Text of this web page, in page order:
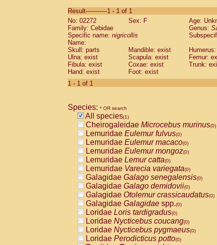
CebidaeSaguinus labiatus(0)
Cebidae Saguinus leucopus (0)
Cebidae
CebidaeSaguinus mystax
Cebidae Saguinus nigricollis (1)
Cebidae Saguinus oedipus
Cebidae Saguinus weddelli
Cebidae Saguinusspp.
Cebidae
CebidaeCebus capucinus
CebidaeCebus nigrivittatus
CebidaeCebus spp.(0)
CebidaeSaimiri boliviensis(0)
CebidaeSaimiri sciureus(0)
AtelidaeAlouatta caraya(0)
AtelidaeAlouatta fusca(0)
AtelidaeAlouatta seniculus(0)
AtelidaeAlouattaspp.(0)
AtelidaeAteles belzebuth(0)
AtelidaeAteles geoffroyi(0)
AtelidaeAteles paniscus(0)
AtelidaeAtelesspp.(0)
AtelidaeLagothrix lagothricha(0)
AtelidaeLagothrix lagothricha cana
PitheciidaeCacajao calvus
Result-----------1 - 1 of 1
No: 02272
Sex: F
Age:
Family: Cebidae
Genus:
Specific name: nigricollis
Name:
Skull: parts
Mandible: exist
Ulna: exist
Scapula: exist
Femur:
Fibula: exist
Coxae: exist
Trunk:
Hand: exist
Foot: exist
1 - 1 of 1
Species: * OR search
All species(1)
Cheirogaleidae Microcebus murinus(0)
Lemuridae Eulemur fulvus(0)
Lemuridae Eulemur macaco(0)
Lemuridae Eulemur mongoz(0)
Lemuridae Lemur catta(0)
Lemuridae Varecia variegata(0)
Galagidae Galago senegalensis(0)
Galagidae Galago demidovii(0)
Galagidae Otolemur crassicaudatus(0)
Galagidae Galagidae spp.(0)
Loridae Loris tardigradus(0)
Loridae Nycticebus coucang(0)
Loridae Nycticebus pygmaeus(0)
Loridae Perodicticus potto(0)